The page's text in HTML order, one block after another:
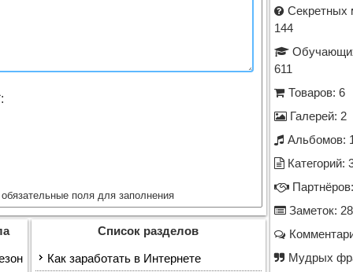
:
поля для заполнения
Список разделов
Как заработать в Интернете
Секретных
144
611
Товаров: 6
Галерей: 2
Альбомов:
Категорий:
Заметок: 28
Мудрых